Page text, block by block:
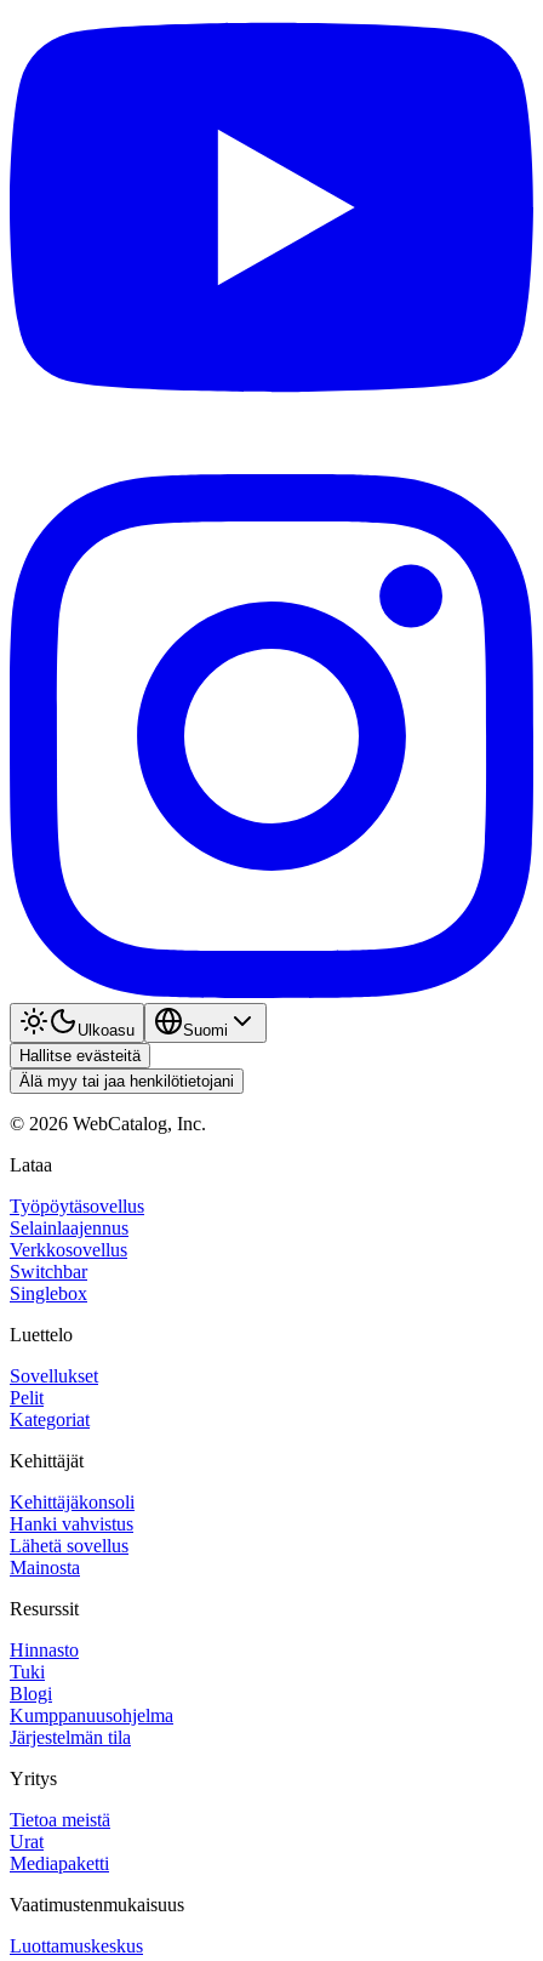
Ulkoasu
Suomi
Hallitse evästeitä
Älä myy tai jaa henkilötietojani
© 2026 WebCatalog, Inc.
Lataa
Työpöytäsovellus
Selainlaajennus
Verkkosovellus
Switchbar
Singlebox
Luettelo
Sovellukset
Pelit
Kategoriat
Kehittäjät
Kehittäjäkonsoli
Hanki vahvistus
Lähetä sovellus
Mainosta
Resurssit
Hinnasto
Tuki
Blogi
Kumppanuusohjelma
Järjestelmän tila
Yritys
Tietoa meistä
Urat
Mediapaketti
Vaatimustenmukaisuus
Luottamuskeskus